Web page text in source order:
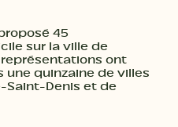
45
sur la ville de
représentations ont
une quinzaine de villes
Saint-Denis et de